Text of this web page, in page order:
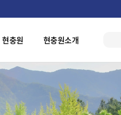
충원 현충원소개